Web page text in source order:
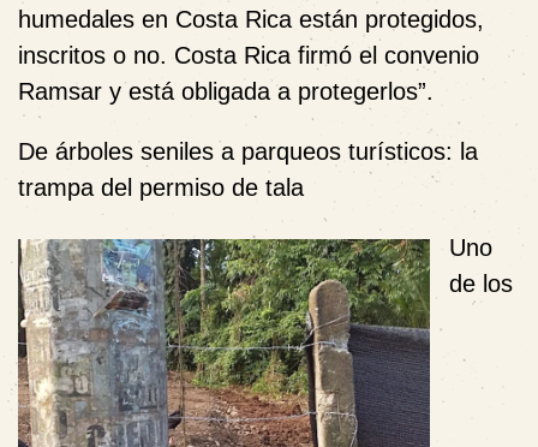
humedales en Costa Rica están protegidos,
inscritos o no. Costa Rica firmó el convenio
Ramsar y está obligada a protegerlos”.
De árboles seniles a parqueos turísticos: la
trampa del permiso de tala
Uno
de los